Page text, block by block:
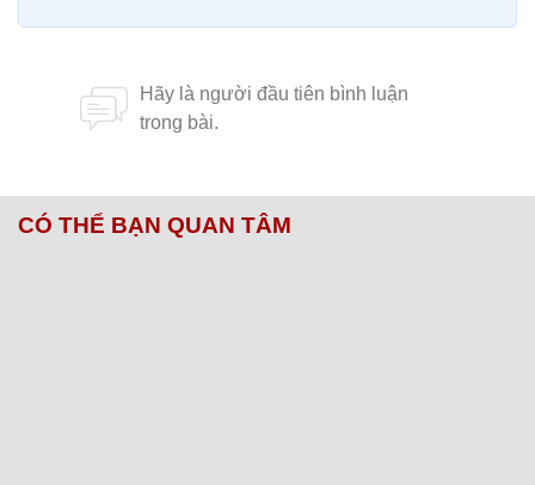
CÓ THỂ BẠN QUAN TÂM